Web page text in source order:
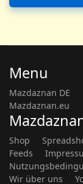
Menu
Mazdaznan DE
Mazdaznan.eu
Shop
Feeds
Wir über uns